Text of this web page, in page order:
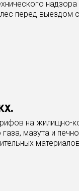
перед выездом
на жилищно-
мазута и